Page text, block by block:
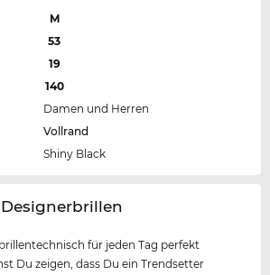
M
53
19
140
Damen und Herren
Vollrand
Shiny Black
für jeden Tag perfekt
Du zeigen, dass Du ein Trendsetter